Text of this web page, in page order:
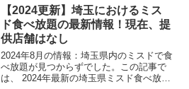
で食べ放題メニューに含まれており、一
方で新商品「ザク...
【2024更新】埼玉におけるミス
ド食べ放題の最新情報！現在、提
供店舗はなし
2024年8月の情報：埼玉県内のミスドで食
べ放題が見つからずでした。この記事で
は、 2024年最新の埼玉県ミスド食べ放題